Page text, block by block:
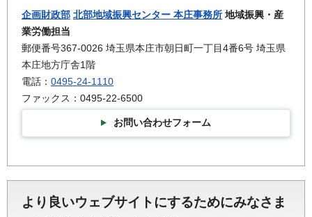
企画財政部 北部地域振興センター 本庄事務所 地域振興・産
業労働担当
郵便番号367-0026 埼玉県本庄市朝日町一丁目4番6号 埼玉県
本庄地方庁舎1階
電話： 0495-24-1110
ファックス：0495-22-6500
お問い合わせフォーム
より良いウェブサイトにするためにみなさま